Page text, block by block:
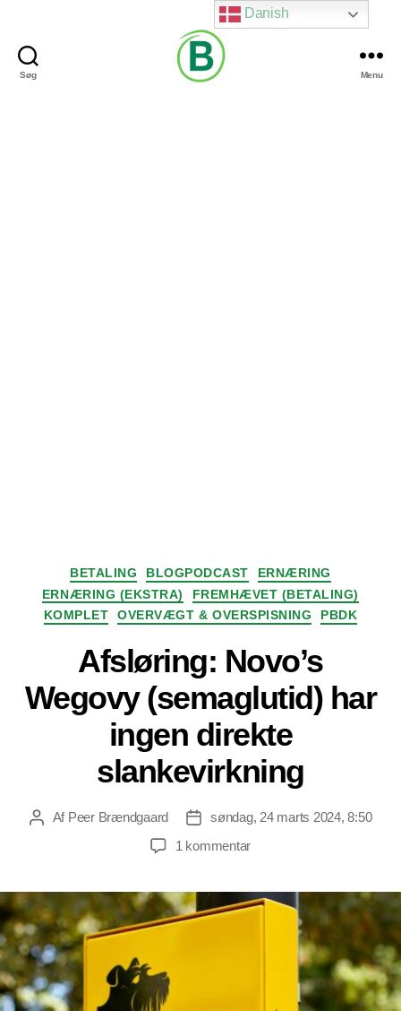
Søg Menu
Kategorier
BETALING BLOGPODCAST
ERNÆRING
ERNÆRING (EKSTRA)
FREMHÆVET (BETALING)
KOMPLET
OVERVÆGT & OVERSPISNING PBDK
Afsløring: Novo’s
Wegovy (semaglutid) har
ingen direkte
slankevirkning
Indlægsforfatter
Af Peer Brændgaard Indlægsdato
søndag, 24 marts 2024, 8:50
1 kommentartil
Wegovy
(semaglutid)
slankevirkning
Danish